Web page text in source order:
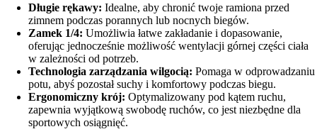
Długie rękawy: Idealne, aby chronić twoje ramiona przed
zimnem podczas porannych lub nocnych biegów.
Zamek 1/4: Umożliwia łatwe zakładanie i dopasowanie,
oferując jednocześnie możliwość wentylacji górnej części ciała
w zależności od potrzeb.
Technologia zarządzania wilgocią: Pomaga w odprowadzaniu
potu, abyś pozostał suchy i komfortowy podczas biegu.
Ergonomiczny krój: Optymalizowany pod kątem ruchu,
zapewnia wyjątkową swobodę ruchów, co jest niezbędne dla
sportowych osiągnięć.